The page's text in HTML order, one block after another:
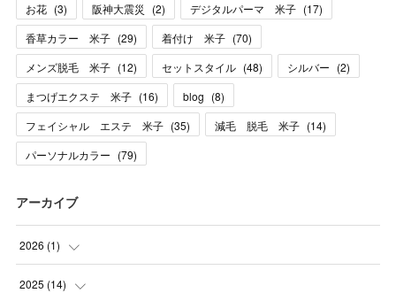
お花 (3) 阪神大震災 (2) デジタルパーマ 米子 (17)
香草カラー 米子 (29) 着付け 米子 (70)
メンズ脱毛 米子 (12) セットスタイル (48) シルバー (2)
まつげエクステ 米子 (16) blog (8)
フェイシャル エステ 米子 (35) 減毛 脱毛 米子 (14)
パーソナルカラー (79)
アーカイブ
2026 (1)
(1
2025 (14)